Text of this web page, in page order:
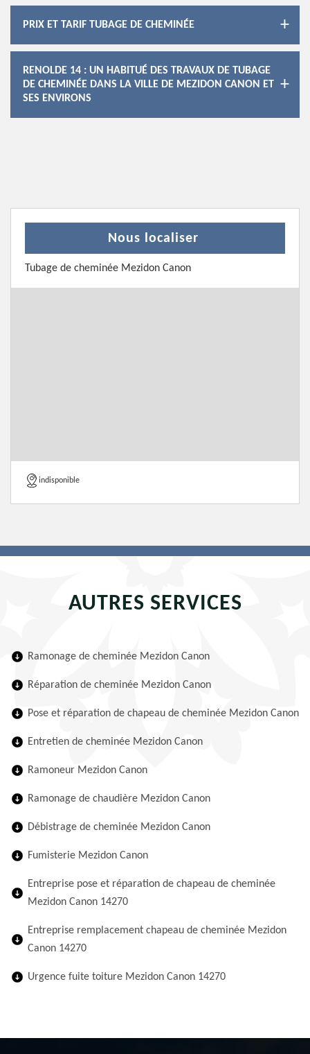
PRIX ET TARIF TUBAGE DE CHEMINÉE
RENOLDE 14 : UN HABITUÉ DES TRAVAUX DE TUBAGE
DE CHEMINÉE DANS LA VILLE DE MEZIDON CANON ET
SES ENVIRONS
Nous localiser
Tubage de cheminée Mezidon Canon
indisponible
AUTRES SERVICES
Ramonage de cheminée Mezidon Canon
Réparation de cheminée Mezidon Canon
Pose et réparation de chapeau de cheminée Mezidon Canon
Entretien de cheminée Mezidon Canon
Ramoneur Mezidon Canon
Ramonage de chaudière Mezidon Canon
Débistrage de cheminée Mezidon Canon
Fumisterie Mezidon Canon
Entreprise pose et réparation de chapeau de cheminée
Mezidon Canon 14270
Entreprise remplacement chapeau de cheminée Mezidon
Canon 14270
Urgence fuite toiture Mezidon Canon 14270